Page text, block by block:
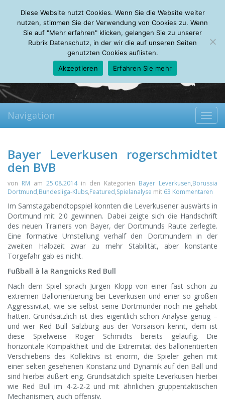
Sunday, 09.08.2026
Mein Account
About Autoren Leseempfehlungen FAQ
Navigation
Bayer Leverkusen rogerschmidtet
den BVB
von RM am 25.08.2014in den Kategorien Bayer Leverkusen,Borussia
Dortmund,Bundesliga-Klubs,Featured,Spielanalyse mit 63 Kommentaren
Im Samstagabendtopspiel konnten die Leverkusener auswärts in
Dortmund mit 2:0 gewinnen. Dabei zeigte sich die Handschrift
des neuen Trainers von Bayer, der Dortmunds Raute zerlegte.
Eine formative Umstellung verhalf den Dortmundern in der
zweiten Halbzeit zwar zu mehr Stabilität, aber konstante
Torgefahr gab es nicht.
Fußball à la Rangnicks Red Bull
Nach dem Spiel sprach Jürgen Klopp von einer fast schon zu
extremen Ballorientierung bei Leverkusen und einer so großen
Aggressivität, wie sie selbst seine Dortmunder noch nie gehabt
hätten. Grundsätzlich ist dies eigentlich schon Analyse genug –
und wer Red Bull Salzburg aus der Vorsaison kennt, dem ist
diese Spielweise Roger Schmidts bereits geläufig. Die
horizontale Kompaktheit und die Extremität des ballorientierten
Verschiebens des Kollektivs ist enorm, die Spieler gehen mit
einer selten gesehenen Konstanz und Dynamik auf den Ball und
sind hierbei äußert eng. Grundsätzlich spielte Leverkusen hierbei
wie Red Bull im 4-2-2-2 und mit ähnlichen gruppentaktischen
Mechanismen; auch offensiv.
Diese Website nutzt Cookies. Wenn Sie die Website weiter
nutzen, stimmen Sie der Verwendung von Cookies zu. Wenn
Sie auf "Mehr erfahren" klicken, gelangen Sie zu unserer
Rubrik Datenschutz, in der wir die auf unseren Seiten
genutzten Cookies auflisten.
Akzeptieren
Erfahren Sie mehr